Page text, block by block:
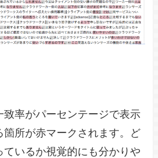
致率がパーセンテージで表示
箇所が赤マークされます。ど
いるか視覚的にも分かりや